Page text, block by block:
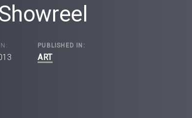
PUBLISHED IN:
ART